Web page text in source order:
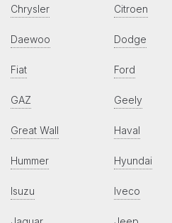
Chrysler Citroen
Daewoo Dodge
Fiat Ford
GAZ Geely
Great Wall Haval
Hummer Hyundai
Isuzu Iveco